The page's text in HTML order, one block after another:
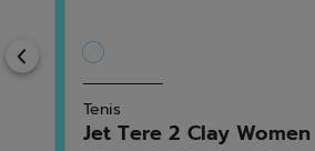
Previous
Tenis
Jet Tere 2 Clay Women